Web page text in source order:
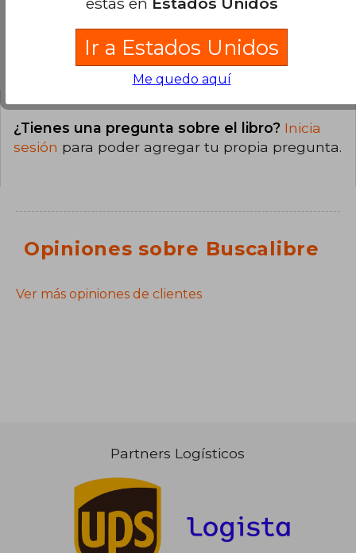
Preguntas y respuestas sobre el libro
¿Tienes una pregunta sobre el libro? Inicia
sesión para poder agregar tu propia pregunta.
Opiniones sobre Buscalibre
Ver más opiniones de clientes
Partners Logísticos
Ir a Estados Unidos
Me quedo aquí